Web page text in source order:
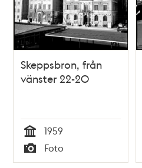
Skeppsbron, från
vänster 22-20
Tid
1959
Typ
Foto